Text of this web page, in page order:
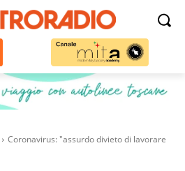
Coronavirus: "assurdo divieto di lavorare